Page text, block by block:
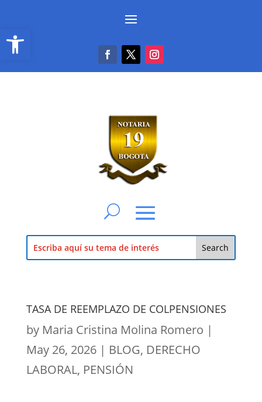
Abrir barra de herramientas
TASA DE REEMPLAZO DE COLPENSIONES
by Maria Cristina Molina Romero |
May 26, 2026| BLOG, DERECHO
LABORAL, PENSIÓN